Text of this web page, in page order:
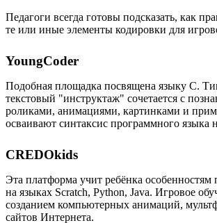
Педагоги всегда готовы подсказать, как
те или иные элементы кодировки для
YoungCoder
Подобная площадка посвящена языку C.
текстовый "инструктаж" сочетается с
роликами, анимациями, картинками и
осваивают синтаксис программного языка
CREDOkids
Эта платформа учит ребёнка
на языках Scratch, Python, Java. Игровое
созданием компьютерных анимаций,
сайтов Интернета.